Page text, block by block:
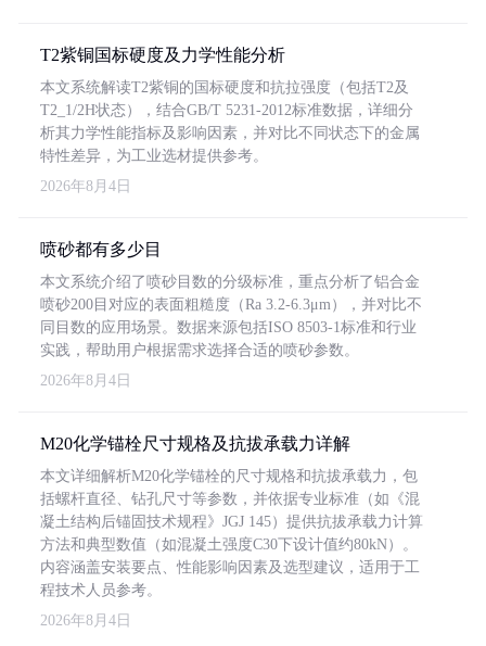
T2紫铜国标硬度及力学性能分析
本文系统解读T2紫铜的国标硬度和抗拉强度（包括T2及
T2_1/2H状态），结合GB/T 5231-2012标准数据，详细分
析其力学性能指标及影响因素，并对比不同状态下的金属
特性差异，为工业选材提供参考。
2026年8月4日
喷砂都有多少目
本文系统介绍了喷砂目数的分级标准，重点分析了铝合金
喷砂200目对应的表面粗糙度（Ra 3.2-6.3μm），并对比不
同目数的应用场景。数据来源包括ISO 8503-1标准和行业
实践，帮助用户根据需求选择合适的喷砂参数。
2026年8月4日
M20化学锚栓尺寸规格及抗拔承载力详解
本文详细解析M20化学锚栓的尺寸规格和抗拔承载力，包
括螺杆直径、钻孔尺寸等参数，并依据专业标准（如《混
凝土结构后锚固技术规程》JGJ 145）提供抗拔承载力计算
方法和典型数值（如混凝土强度C30下设计值约80kN）。
内容涵盖安装要点、性能影响因素及选型建议，适用于工
程技术人员参考。
2026年8月4日